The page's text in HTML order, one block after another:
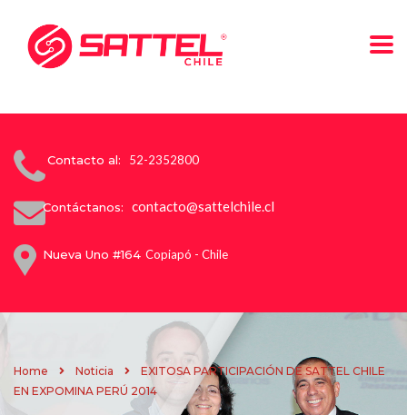
Contacto al: 52-2352800
Contáctanos: contacto@sattelchile.cl
Nueva Uno #164 Copiapó - Chile
Home Noticia
EXITOSA PARTICIPACIÓN DE SATTEL CHILE
EN EXPOMINA PERÚ 2014